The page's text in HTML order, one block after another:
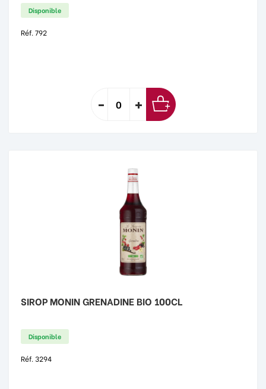
Disponible
Réf. 792
SIROP MONIN GRENADINE BIO 100CL
Disponible
Réf. 3294